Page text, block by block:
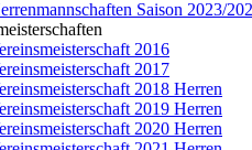
Saison 2023/
2016
2017
2018 Herren
2019 Herren
2020 Herren